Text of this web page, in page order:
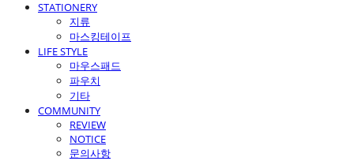
STATIONERY
지류
마스킹테이프
LIFE STYLE
마우스패드
파우치
기타
COMMUNITY
REVIEW
NOTICE
문의사항